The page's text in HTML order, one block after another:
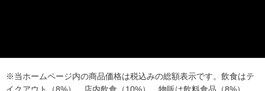
※当ホームページ内の商品価格は税込みの総額表示です。飲食はテ